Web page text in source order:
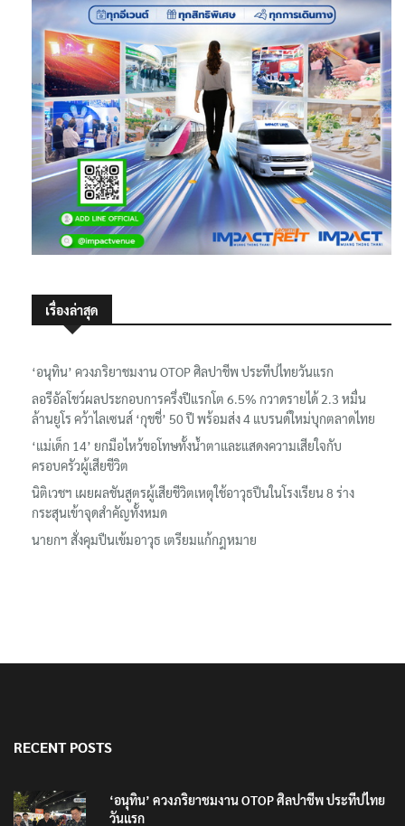
‘อนุทิน’ ควงภริยาชมงาน OTOP ศิลปาชีพ ประทีปไทยวันแรก
ลอรีอัลโชว์ผลประกอบการครึ่งปีแรกโต 6.5% กวาดรายได้ 2.3 หมื่น
ล้านยูโร คว้าไลเซนส์ ‘กุชชี่’ 50 ปี พร้อมส่ง 4 แบรนด์ใหม่บุกตลาดไทย
‘แม่เด็ก 14’ ยกมือไหว้ขอโทษทั้งน้ำตาและแสดงความเสียใจกับ
ครอบครัวผู้เสียชีวิต
นิติเวชฯ เผยผลชันสูตรผู้เสียชีวิตเหตุใช้อาวุธปืนในโรงเรียน 8 ร่าง
กระสุนเข้าจุดสำคัญทั้งหมด